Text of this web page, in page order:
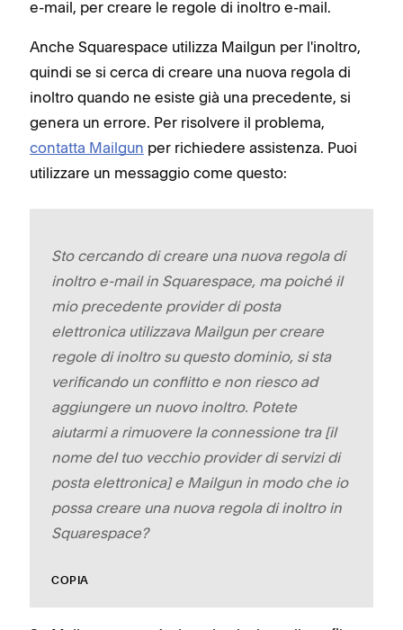
e-mail, per creare le regole di inoltro e-mail.
Anche Squarespace utilizza Mailgun per l'inoltro,
quindi se si cerca di creare una nuova regola di
inoltro quando ne esiste già una precedente, si
genera un errore. Per risolvere il problema,
contatta Mailgun per richiedere assistenza. Puoi
utilizzare un messaggio come questo:
Sto cercando di creare una nuova regola di
inoltro e-mail in Squarespace, ma poiché il
mio precedente provider di posta
elettronica utilizzava Mailgun per creare
regole di inoltro su questo dominio, si sta
verificando un conflitto ​​e non riesco ad
aggiungere un nuovo inoltro. Potete
aiutarmi a rimuovere la connessione tra [il
nome del tuo vecchio provider di servizi di
posta elettronica] e Mailgun in modo che io
possa creare una nuova regola di inoltro in
Squarespace?
COPIA